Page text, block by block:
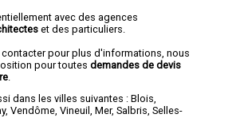
avec des agences
et des particuliers.
pour plus d'informations, nous
pour toutes demandes de devis
dans les villes suivantes : Blois,
, Vendôme, Vineuil , Mer, Salbris, Selles-